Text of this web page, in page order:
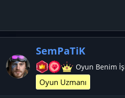
SemPaTiK
Oyun Benim
Oyun Uzmanı